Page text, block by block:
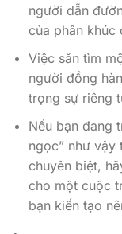
người dẫn
của phân khúc
Việc săn tìm
người đồng
trọng sự riêng
Nếu bạn đang
ngọc” như vậy
chuyên biệt,
cho một cuộc
bạn kiến tạo